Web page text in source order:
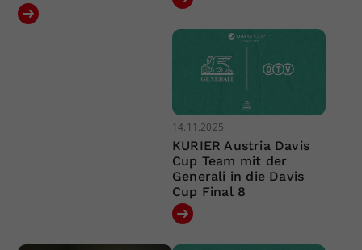
14.11.2025
KURIER Austria Davis
Cup Team mit der
Generali in die Davis
Cup Final 8